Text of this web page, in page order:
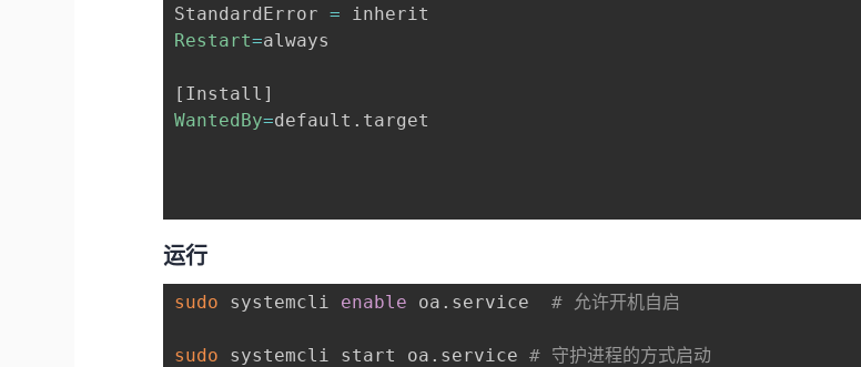
StandardError =
Restart=always
[ Install ]
WantedBy=default.target
运行
sudo systemcli enable oa.service # 允许开机自启
sudo systemcli start oa.service # 守护进程的方式启动